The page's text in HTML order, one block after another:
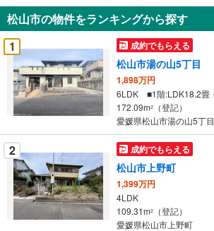
知
を
受
け
取
る
・
条
件
を
マ
イ
ペ
ー
松山市の物件をランキングから探す
1
成約でもらえる
松山市湯の山5丁目
1,898万円
172.09m2
（登記）
愛媛県松山市湯の山5丁目
2 成約でもらえる
松山市上野町
1,399万円
4LDK
109.31m2
（登記）
愛媛県松山市上野町